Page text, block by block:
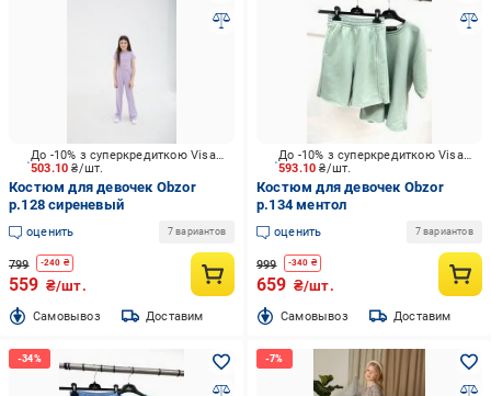
503.10₴/шт.
До -10% з суперкредиткою Visa Вигода
Костюм для девочек Obzor
р.128 сиреневый
оценить 7 вариантов
799 -240 ₴
559 ₴/шт.
Cамовывоз Доставим
593.10₴/шт.
До -10% з суперкредиткою Visa Вигода
Костюм для девочек Obzor
р.134 ментол
оценить 7 вариантов
999 -340 ₴
659 ₴/шт.
Cамовывоз Доставим